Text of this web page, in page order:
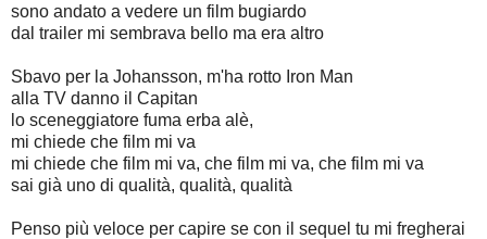
sono andato a vedere un film bugiardo
dal trailer mi sembrava bello ma era altro
Sbavo per la Johansson, m'ha rotto Iron Man
alla TV danno il Capitan
lo sceneggiatore fuma erba alè,
mi chiede che film mi va
mi chiede che film mi va, che film mi va, che film mi va
sai già uno di qualità, qualità, qualità
Penso più veloce per capire se con il sequel tu mi fregherai